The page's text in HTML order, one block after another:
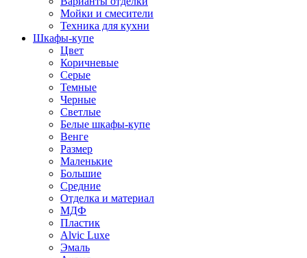
Мойки и смесители
Техника для кухни
Шкафы-купе
Цвет
Коричневые
Серые
Темные
Черные
Светлые
Белые шкафы-купе
Венге
Размер
Маленькие
Большие
Средние
Отделка и материал
МДФ
Пластик
Alvic Luxe
Эмаль